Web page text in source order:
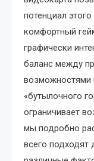
потенциал
комфортный
графически
баланс между
возможностями
«бутылочного
ограничивает
мы подробно
всего подходят